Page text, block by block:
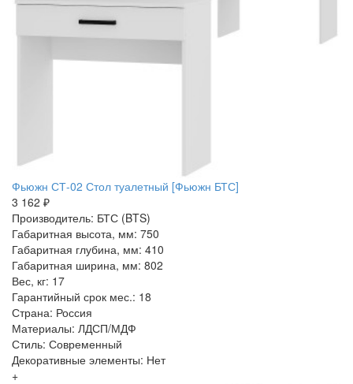
Фьюжн СТ-02 Стол туалетный [Фьюжн БТС]
3 162 ₽
Производитель: БТС (BTS)
Габаритная высота, мм: 750
Габаритная глубина, мм: 410
Габаритная ширина, мм: 802
Вес, кг: 17
Гарантийный срок мес.: 18
Страна: Россия
Материалы: ЛДСП/МДФ
Стиль: Современный
Декоративные элементы: Нет
+